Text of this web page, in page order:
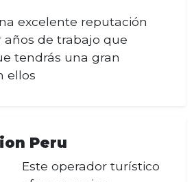
excelente reputación
años de trabajo que
tendrás una gran
ellos
Peru
Este operador turístico